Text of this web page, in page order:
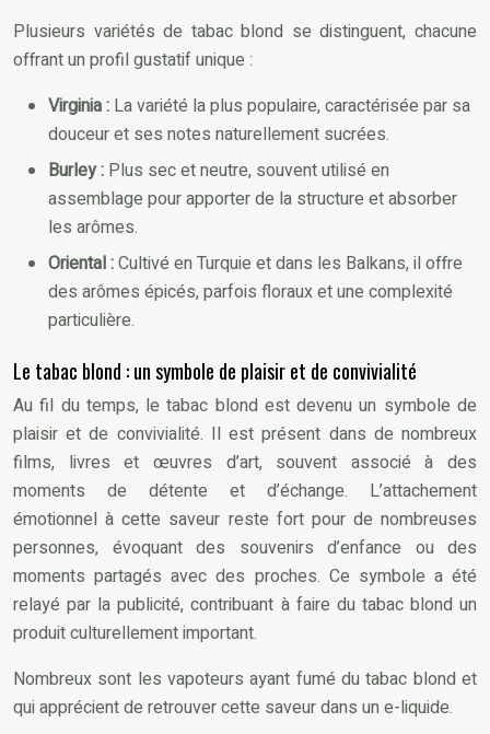
Plusieurs variétés de tabac blond se distinguent, chacune
offrant un profil gustatif unique :
Virginia : La variété la plus populaire, caractérisée par sa
douceur et ses notes naturellement sucrées.
Burley : Plus sec et neutre, souvent utilisé en
assemblage pour apporter de la structure et absorber
les arômes.
Oriental :Cultivé en Turquie et dans les Balkans, il offre
des arômes épicés, parfois floraux et une complexité
particulière.
Le tabac blond : un symbole de plaisir et de convivialité
Au fil du temps, le tabac blond est devenu un symbole de
plaisir et de convivialité. Il est présent dans de nombreux
films, livres et œuvres d’art, souvent associé à des
moments de détente et d’échange. L’attachement
émotionnel à cette saveur reste fort pour de nombreuses
personnes, évoquant des souvenirs d’enfance ou des
moments partagés avec des proches. Ce symbole a été
relayé par la publicité, contribuant à faire du tabac blond un
produit culturellement important.
Nombreux sont les vapoteurs ayant fumé du tabac blond et
qui apprécient de retrouver cette saveur dans un e-liquide.